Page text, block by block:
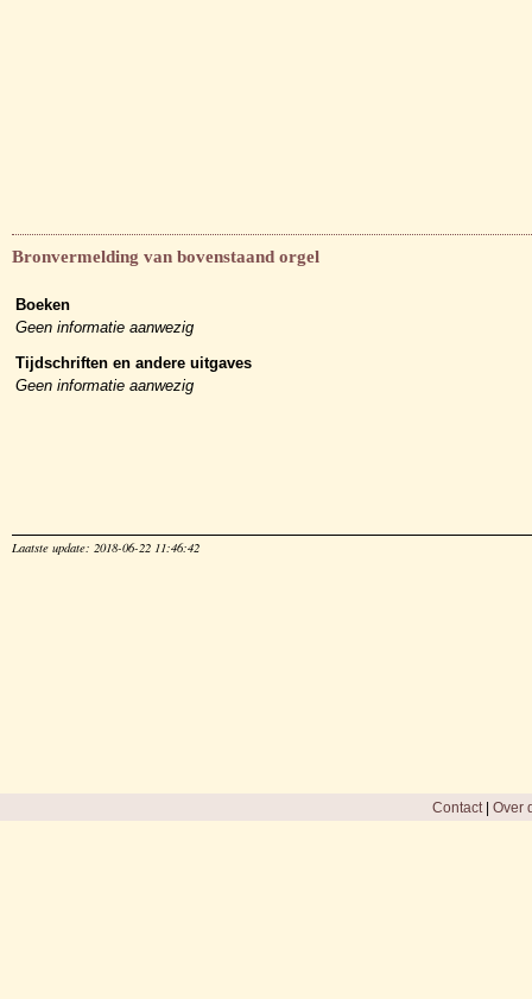
Bronvermelding van bovenstaand orgel
Boeken
Geen informatie aanwezig
Tijdschriften en andere uitgaves
Geen informatie aanwezig
Laatste update: 2018-06-22 11:46:42
Contact| Over